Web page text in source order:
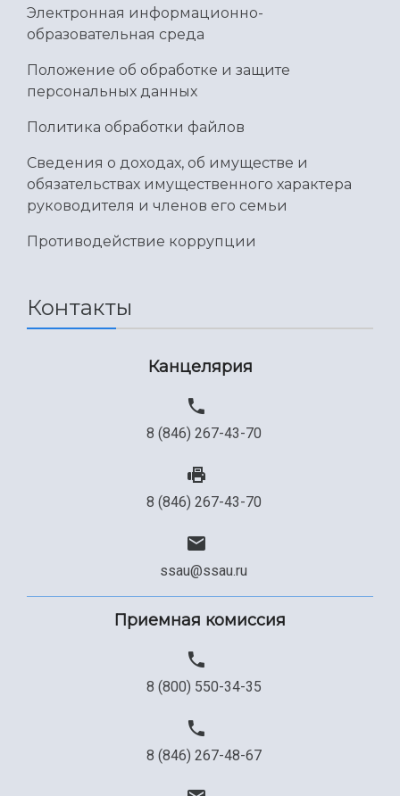
Электронная информационно-
образовательная среда
Положение об обработке и защите
персональных данных
Политика обработки файлов
Сведения о доходах, об имуществе и
обязательствах имущественного характера
руководителя и членов его семьи
Противодействие коррупции
Контакты
Канцелярия
8 (846) 267-43-70
8 (846) 267-43-70
ssau@ssau.ru
Приемная комиссия
8 (800) 550-34-35
8 (846) 267-48-67